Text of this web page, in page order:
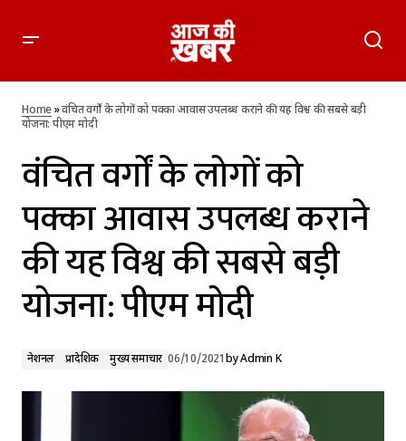
सबसे बड़ी योजना: पीएम मोदी
Home»वंचित वर्गाें के लोगों को पक्का आवास उपलब्ध कराने की यह विश्व की सबसे बड़ी
योजना: पीएम मोदी
वंचित वर्गाें के लोगों को
पक्का आवास उपलब्ध कराने
की यह विश्व की सबसे बड़ी
योजना: पीएम मोदी
नेशनल प्रादेशिक मुख्य समाचार 06/10/2021byAdmin K